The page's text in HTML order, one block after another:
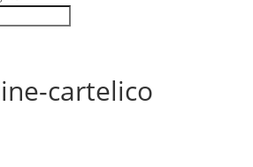
cartelico